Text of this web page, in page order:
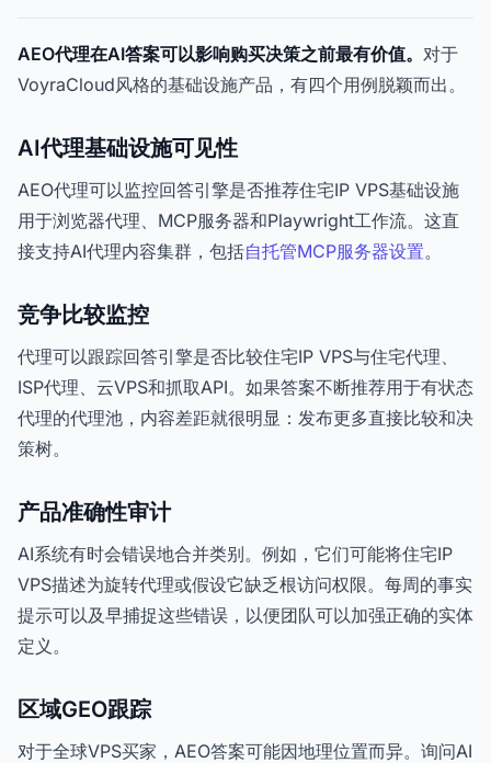
AEO代理在AI答案可以影响购买决策之前最有价值。 对于
VoyraCloud风格的基础设施产品，有四个用例脱颖而出。
AI代理基础设施可见性
AEO代理可以监控回答引擎是否推荐住宅IP VPS基础设施
用于浏览器代理、MCP服务器和Playwright工作流。这直
接支持AI代理内容集群，包括自托管MCP服务器设置。
竞争比较监控
代理可以跟踪回答引擎是否比较住宅IP VPS与住宅代理、
ISP代理、云VPS和抓取API。如果答案不断推荐用于有状态
代理的代理池，内容差距就很明显：发布更多直接比较和决
策树。
产品准确性审计
AI系统有时会错误地合并类别。例如，它们可能将住宅IP
VPS描述为旋转代理或假设它缺乏根访问权限。每周的事实
提示可以及早捕捉这些错误，以便团队可以加强正确的实体
定义。
区域GEO跟踪
对于全球VPS买家，AEO答案可能因地理位置而异。询问AI